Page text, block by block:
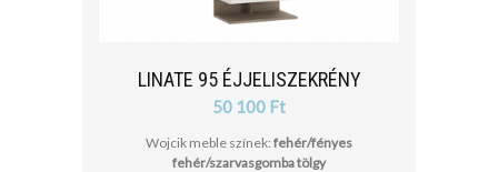
LINATE 95 ÉJJELISZEKRÉNY
50 100 Ft
Wojcik meble színek: fehér/fényes
fehér/szarvasgomba tölgy